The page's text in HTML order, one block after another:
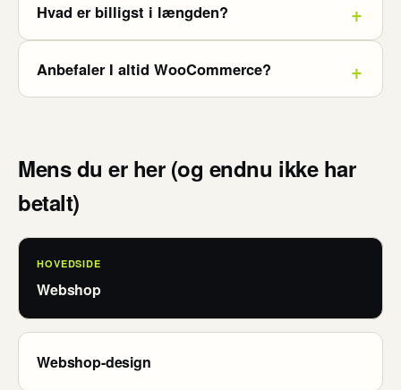
Hvad er billigst i længden?
Anbefaler I altid WooCommerce?
Mens du er her (og endnu ikke har
betalt)
HOVEDSIDE
Webshop
Webshop-design